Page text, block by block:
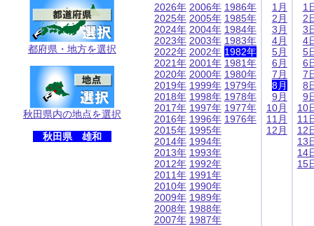
都府県・地方を選択
秋田県内の地点を選択
秋田県 雄和
2026年
2025年
2024年
2023年
2022年
2021年
2020年
2019年
2018年
2017年
2016年
2015年
2014年
2013年
2012年
2011年
2010年
2009年
2008年
2007年
2006年
2005年
2004年
2003年
2002年
2001年
2000年
1999年
1998年
1997年
1996年
1995年
1994年
1993年
1992年
1991年
1990年
1989年
1988年
1987年
1986年
1985年
1984年
1983年
1982年
1981年
1980年
1979年
1978年
1977年
1976年
1月
2月
3月
4月
5月
6月
7月
8月
9月
10月
11月
12月
1
2
3
4
5
6
7
8
9
10
11
12
13
14
15